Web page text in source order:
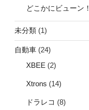
どこかにビューン！
未分類 (1)
自動車 (24)
XBEE (2)
Xtrons (14)
ドラレコ (8)